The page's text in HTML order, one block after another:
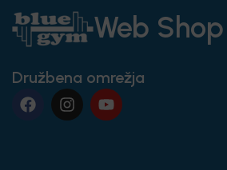
Web Shop
Družbena omrežja